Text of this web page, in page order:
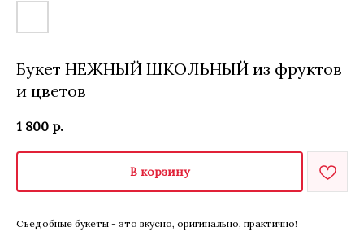
Букет НЕЖНЫЙ ШКОЛЬНЫЙ из фруктов
и цветов
1 800 р.
В корзину
Съедобные букеты - это вкусно, оригинально, практично!